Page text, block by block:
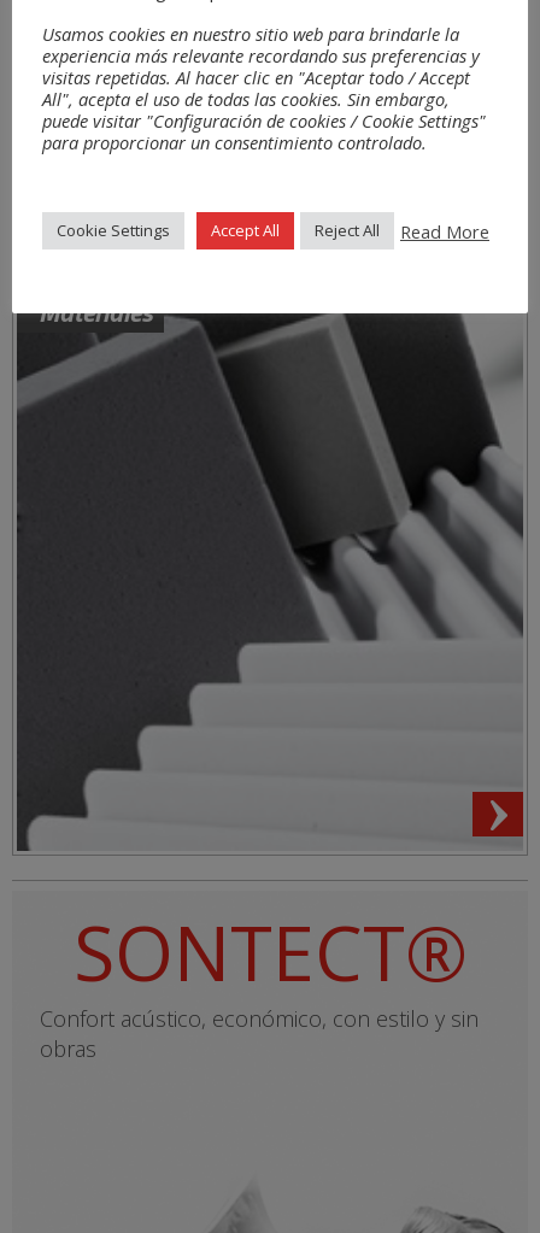
Materiales
SONTECT®
Confort acústico, económico, con estilo y sin
obras
Usamos cookies en nuestro sitio web para brindarle la
experiencia más relevante recordando sus preferencias y
visitas repetidas. Al hacer clic en "Aceptar todo / Accept
All", acepta el uso de todas las cookies. Sin embargo,
puede visitar "Configuración de cookies / Cookie Settings"
para proporcionar un consentimiento controlado.
Cookie Settings Accept All Reject All Read More